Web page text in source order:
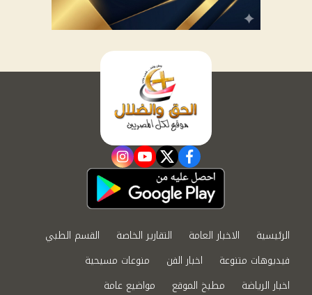
facebook
twitter
youtube
instagram
الرئيسية الاخبار العامة التقارير الخاصة
القسم الطبي
فيديوهات متنوعة
اخبار الفن
منوعات مسيحية
اخبار الرياضة
مطبخ الموقع مواضيع عامة